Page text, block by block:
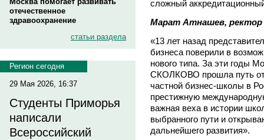
отечественное
здравоохранение
статьи раздела
Регион сегодня
29 Мая 2026, 16:37
Студенты Приморья
написали
Всероссийский
сложный
Марат Атнашев,
«13 лет назад
бизнеса поверили в
нового типа. За эти годы
СКОЛКОВО прошла путь от
частной бизнес-школы в
престижную
важная веха в истории
выбранного пути и
дальнейшего развития».